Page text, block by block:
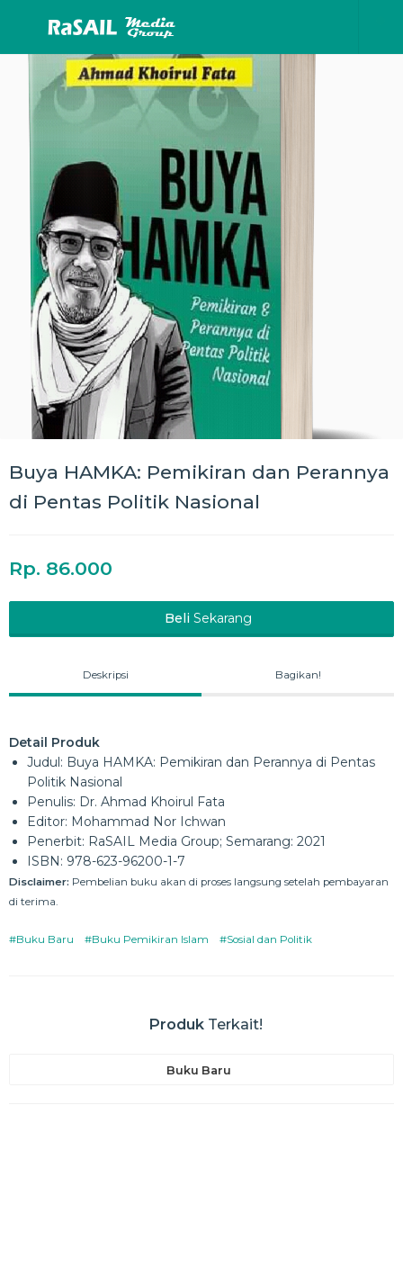
Buya HAMKA: Pemikiran dan Perannya
di Pentas Politik Nasional
Rp. 86.000
BeliSekarang
Deskripsi Bagikan!
Detail Produk
Judul: Buya HAMKA: Pemikiran dan Perannya di Pentas
Politik Nasional
Penulis: Dr. Ahmad Khoirul Fata
Editor: Mohammad Nor Ichwan
Penerbit: RaSAIL Media Group; Semarang: 2021
ISBN: 978-623-96200-1-7
Disclaimer: Pembelian buku akan di proses langsung setelah pembayaran
di terima.
#Buku Baru #Buku Pemikiran Islam #Sosial dan Politik
Produk Terkait!
Buku Baru